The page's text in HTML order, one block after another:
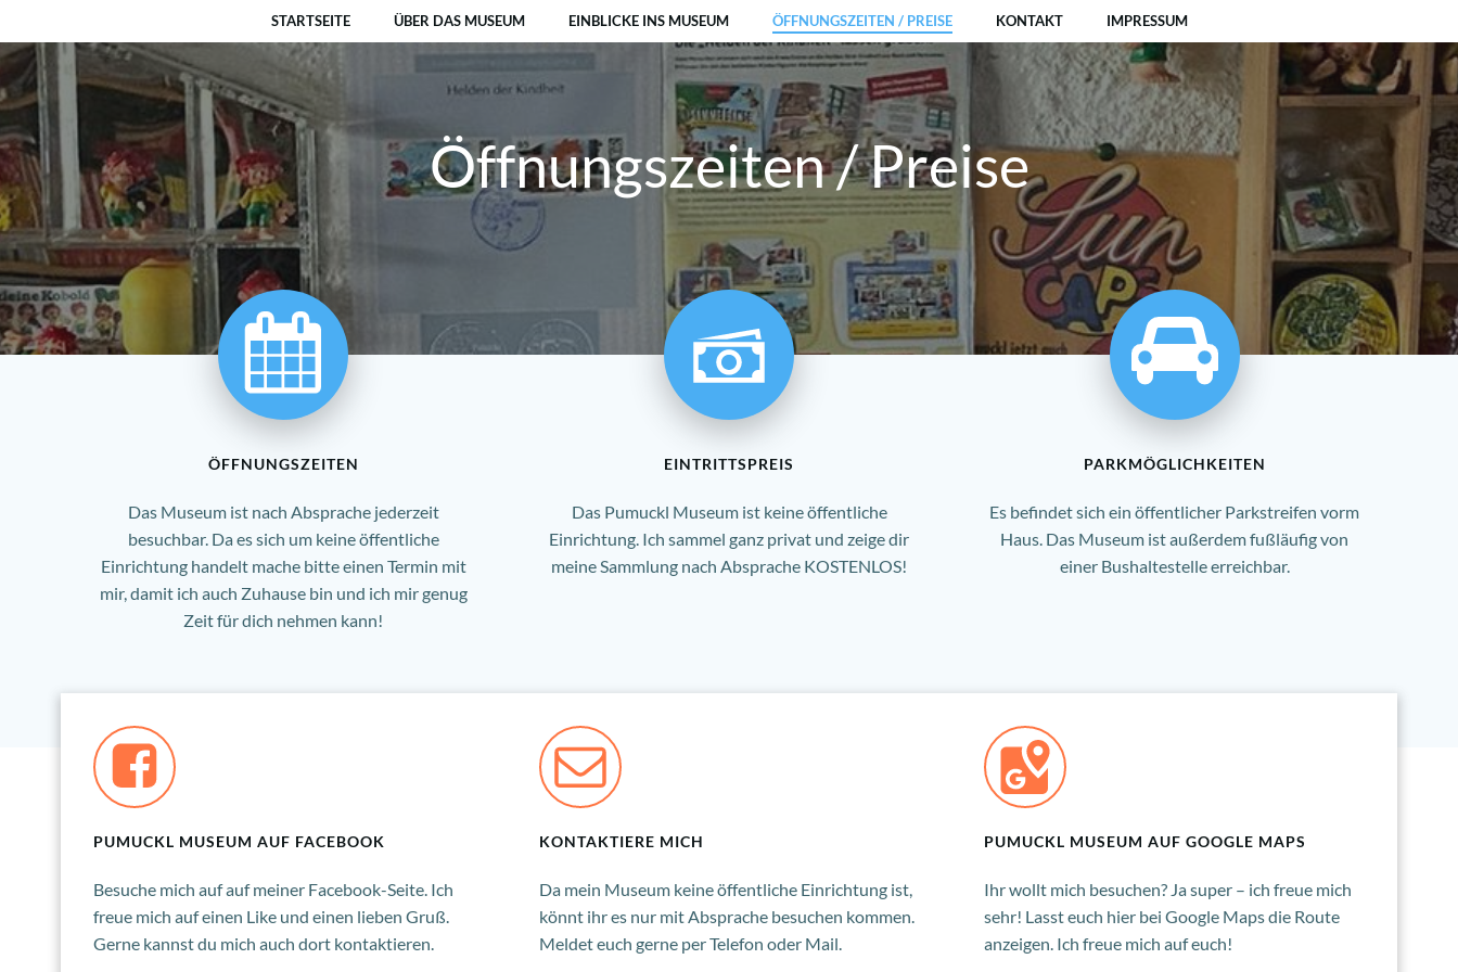
Inhalt
springen
STARTSEITE ÜBER DAS MUSEUM EINBLICKE INS MUSEUM ÖFFNUNGSZEITEN / PREISE KONTAKT IMPRESSUM
Öffnungszeiten / Preise
ÖFFNUNGSZEITEN
Das Museum ist nach Absprache jederzeit
besuchbar. Da es sich um keine öffentliche
Einrichtung handelt mache bitte einen Termin mit
mir, damit ich auch Zuhause bin und ich mir genug
Zeit für dich nehmen kann!
EINTRITTSPREIS
Das Pumuckl Museum ist keine öffentliche
Einrichtung. Ich sammel ganz privat und zeige dir
meine Sammlung nach Absprache KOSTENLOS!
PARKMÖGLICHKEITEN
Es befindet sich ein öffentlicher Parkstreifen vorm
Haus. Das Museum ist außerdem fußläufig von
einer Bushaltestelle erreichbar.
PUMUCKL MUSEUM AUF FACEBOOK
Besuche mich auf auf meiner Facebook-Seite. Ich
freue mich auf einen Like und einen lieben Gruß.
Gerne kannst du mich auch dort kontaktieren.
KONTAKTIERE MICH
Da mein Museum keine öffentliche Einrichtung ist,
könnt ihr es nur mit Absprache besuchen kommen.
Meldet euch gerne per Telefon oder Mail.
PUMUCKL MUSEUM AUF GOOGLE MAPS
Ihr wollt mich besuchen? Ja super – ich freue mich
sehr! Lasst euch hier bei Google Maps die Route
anzeigen. Ich freue mich auf euch!